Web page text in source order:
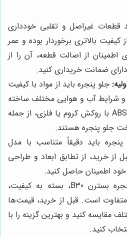
قطعات غیراصل و تقلبی خودداری
بالاتری برخوردار بوده و عمر
اطمینان از اصالت قطعه، آن را از
ضمانت خریداری کنید.
جلو پنجره باید از مواد با کیفیت
و شرایط آب و هوایی مختلف ساخته
شده باشد. پلاستیک ABS با روکش کروم یا فلزی، از جمله
جلو پنجره هستند.
پنجره باید دقیقاً متناسب با مدل
از خرید، از تطابق ابعاد و طراحی
اطمینان حاصل کنید.
قیمت جلو پنجره بسترن B30، بسته به کیفیت،
است. قبل از خرید، قیمت‌ها
مقایسه کنید و بهترین گزینه را با
کنید.